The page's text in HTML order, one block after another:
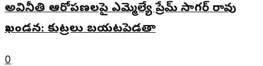
అవినీతి ఆరోపణలపై ఎమ్మెల్యే ప్రేమ్ సాగర్ రావు
ఖండన: కుట్రలు బయటపెడతా
0